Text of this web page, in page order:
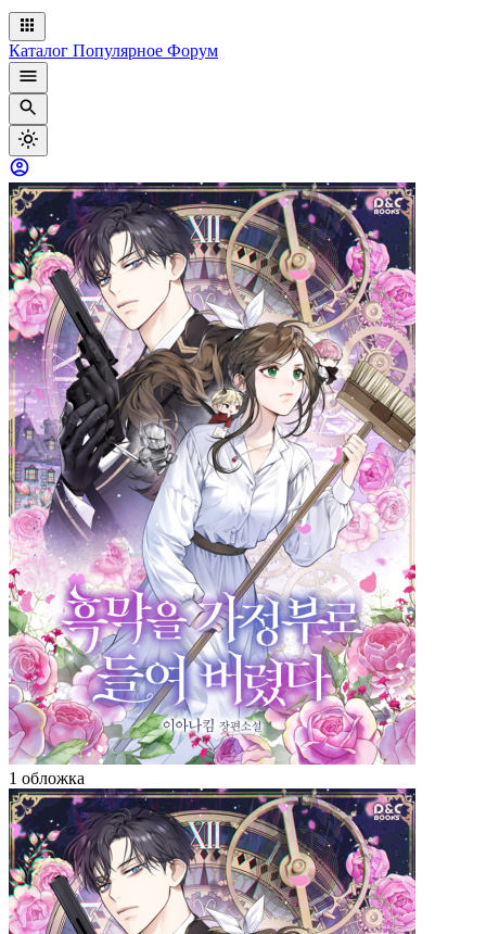
Каталог Популярное Форум
1 обложка